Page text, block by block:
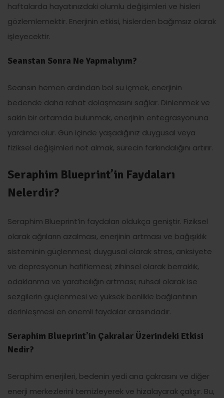
haftalarda hayatınızdaki olumlu değişimleri ve hisleri
gözlemlemektir. Enerjinin etkisi, hislerden bağımsız olarak
işleyecektir.
Seanstan Sonra Ne Yapmalıyım?
Seansın hemen ardından bol su içmek, enerjinin
bedende daha rahat dolaşmasını sağlar. Dinlenmek ve
sakin bir ortamda bulunmak, enerjinin entegrasyonuna
yardımcı olur. Gün içinde yaşadığınız duygusal veya
fiziksel değişimleri not almak, sürecin farkındalığını artırır.
Seraphim Blueprint’in Faydaları
Nelerdir?
Seraphim Blueprint’in faydaları oldukça geniştir. Fiziksel
olarak ağrıların azalması, enerjinin artması ve bağışıklık
sisteminin güçlenmesi; duygusal olarak stres, anksiyete
ve depresyonun hafiflemesi; zihinsel olarak berraklık,
odaklanma ve yaratıcılığın artması; ruhsal olarak ise
sezgilerin güçlenmesi ve yüksek benlikle bağlantının
derinleşmesi en önemli faydalar arasındadır.
Seraphim Blueprint’in Çakralar Üzerindeki Etkisi
Nedir?
Seraphim enerjileri, bedenin yedi ana çakrasını ve diğer
enerji merkezlerini temizleyerek ve hizalayarak çalışır. Bu,